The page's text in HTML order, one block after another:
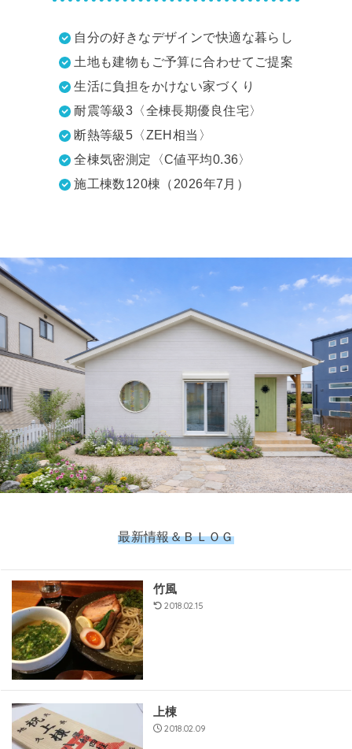
自分の好きなデザインで快適な暮らし
土地も建物もご予算に合わせてご提案
生活に負担をかけない家づくり
耐震等級3〈全棟長期優良住宅〉
断熱等級5〈ZEH相当〉
全棟気密測定〈C値平均0.36〉
施工棟数120棟（2026年7月）
最新情報＆ＢＬＯＧ
竹風
2018.02.15
上棟
2018.02.09